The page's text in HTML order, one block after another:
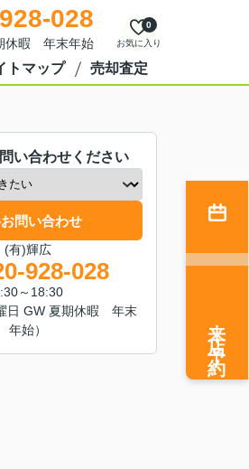
028
休暇 年末年始 お気に入り
0
トマップ 売却査定
い合わせください
問い合わせ
(有)輝広
928-028
～18:30
日 GW 夏期休暇 年末
年始）
来店予約